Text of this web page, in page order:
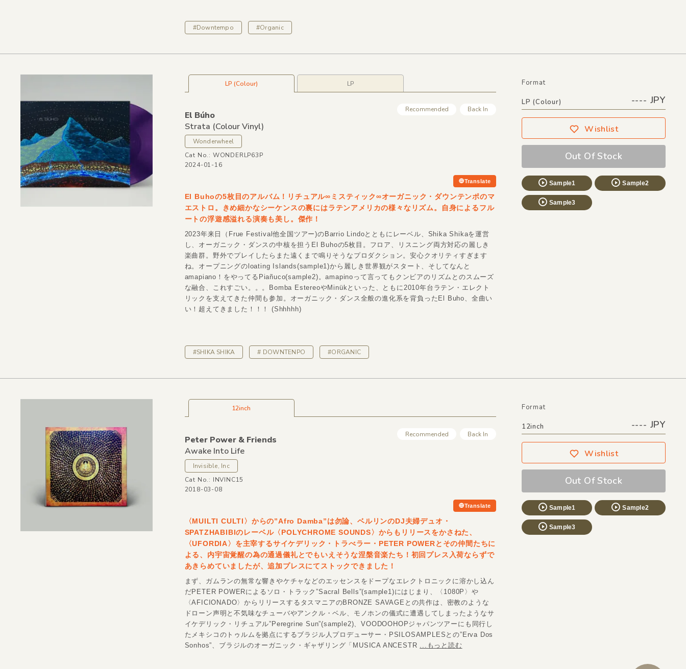
#Downtempo #Organic
LP (Colour) LP
Recommended Back In
El Búho
Strata (Colour Vinyl)
Wonderwheel
Cat No.: WONDERLP63P
2024-01-16
Translate
Format
LP (Colour) ---- JPY
Wishlist
Out Of Stock
Sample1 Sample2
Sample3
El Buhoの5枚目のアルバム！リチュアル∞ミスティック∞オーガニック・ダウンテンポのマ
エストロ。きめ細かなシーケンスの裏にはラテンアメリカの様々なリズム。自身によるフル
ートの浮遊感溢れる演奏も美し。傑作！
2023年来日（Frue Festival他全国ツアー)のBarrio Lindoとともにレーベル、Shika Shikaを運営
し、オーガニック・ダンスの中核を担うEl Buhoの5枚目。フロア、リスニング両方対応の麗しき
楽曲群。野外でプレイしたらまた遠くまで鳴りそうなプロダクション。安心クオリティすぎます
ね。オープニングのloating Islands(sample1)から麗しき世界観がスタート、そしてなんと
amapiano！をやってるPiañuco(sample2)。amapinoって言ってもクンビアのリズムとのスムーズ
な融合、これすごい。。。Bomba EstereoやMinükといった、ともに2010年台ラテン・エレクト
リックを支えてきた仲間も参加。オーガニック・ダンス全般の進化系を背負ったEl Buho、全曲い
い！超えてきました！！！ (Shhhhh)
#SHIKA SHIKA # DOWNTENPO #ORGANIC
12inch
Recommended Back In
Peter Power &Friends
Awake Into Life
Invisible, Inc
Cat No.: INVINC15
2018-03-08
Translate
Format
12inch ---- JPY
Wishlist
Out Of Stock
Sample1 Sample2
Sample3
〈MUILTI CULTI〉からの”Afro Damba”は勿論、ベルリンのDJ夫婦デュオ・
SPATZHABIBIのレーベル〈POLYCHROME SOUNDS〉からもリリースをかさねた、
〈UFORDIA〉を主宰するサイケデリック・トラべラー・PETER POWERとその仲間たちに
よる、内宇宙覚醒の為の通過儀礼とでもいえそうな涅槃音楽たち！初回プレス入荷ならずで
あきらめていましたが、追加プレスにてストックできました！
まず、ガムランの無常な響きやケチャなどのエッセンスをドープなエレクトロニックに溶かし込ん
だPETER POWERによるソロ・トラック”Sacral Bells”(sample1)にはじまり、〈1080P〉や
〈AFICIONADO〉からリリースするタスマニアのBRONZE SAVAGEとの共作は、密教のような
ドローン声明と不気味なチューバやアンクル・ベル、モノホンの儀式に遭遇してしまったようなサ
イケデリック・リチュアル”Peregrine Sun”(sample2)、VOODOOHOPジャパンツアーにも同行し
たメキシコのトゥルムを拠点にするブラジル人プロデューサー・PSILOSAMPLESとの”Erva Dos
Sonhos”、ブラジルのオーガニック・ギャザリング「MUSICA ANCESTR ...もっと読む